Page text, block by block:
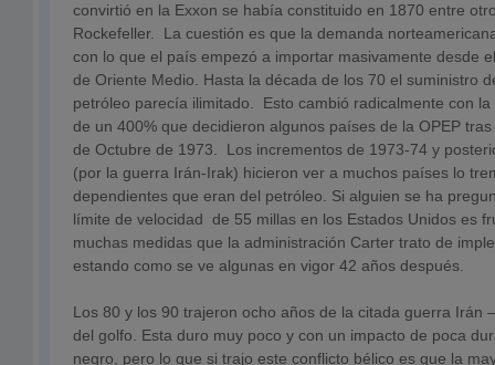
convirtió en la Exxon se había constituido en 1870 entre
Rockefeller. La cuestión es que la demanda
con lo que el país empezó a importar masivamente desde
de Oriente Medio. Hasta la década de los 70 el suministro
petróleo parecía ilimitado. Esto cambió radicalmente con
de un 400% que decidieron algunos países de la OPEP
de Octubre de 1973. Los incrementos de 1973-74 y
(por la guerra Irán-Irak) hicieron ver a muchos países lo
dependientes que eran del petróleo. Si alguien se ha
límite de velocidad de 55 millas en los Estados Unidos es
muchas medidas que la administración Carter trato de
estando como se ve algunas en vigor 42 años después.
Los 80 y los 90 trajeron ocho años de la citada guerra Irán
del golfo. Esta duro muy poco y con un impacto de poca
negro, pero lo que si trajo este conflicto bélico es que la